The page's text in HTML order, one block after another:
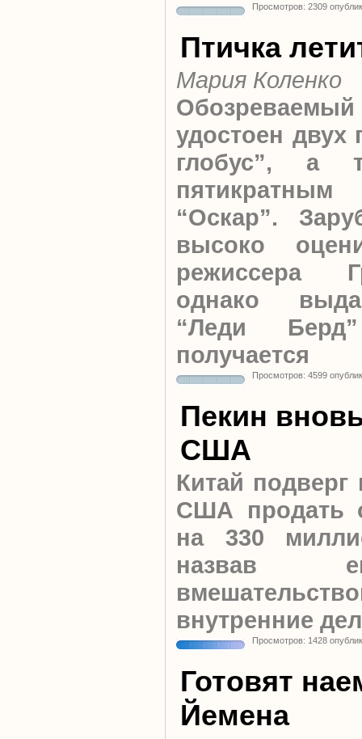
Просмотров: 2309
Птичка
Мария Коленко
удостоен двух
глобус”, а
“Оскар”.
высоко
режиссера
однако
“Леди
получается
Просмотров: 4599
Пекин
США
Китай подверг
CША продать
на 330
назвав
внутренние
Просмотров: 1428
Готовят
Йемена